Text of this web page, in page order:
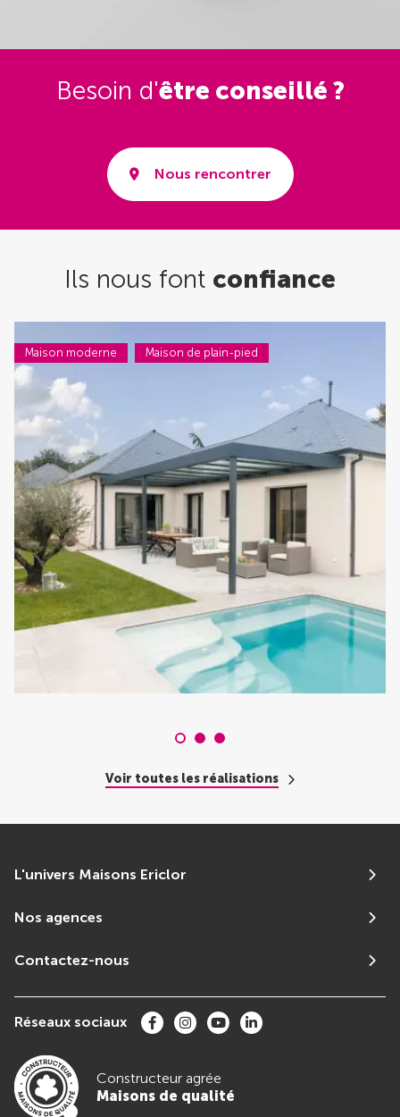
Besoin d'être conseillé ?
Nous rencontrer
Ils nous font confiance
Maison moderne Maison de plain-pied
Voir toutes les réalisations
L'univers Maisons Ericlor
Nos agences
Contactez-nous
Réseaux sociaux
Constructeur agrée
Maisons de qualité